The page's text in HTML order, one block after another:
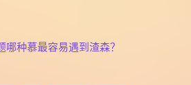
种慕最容易遇到渣森？